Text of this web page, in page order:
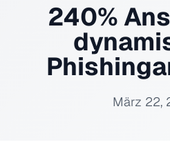
240%
März 22,